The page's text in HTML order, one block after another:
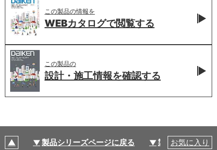
この製品の情報を
WEBカタログで閲覧する
この製品の
設計・施工情報を確認する
製品シリーズページに戻る 製品仕様
お気に入り